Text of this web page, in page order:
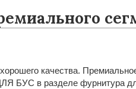
качества.
БУС в разделе фурнитура